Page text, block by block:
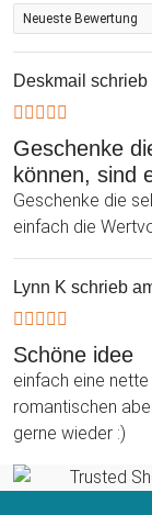
Deskmail schrieb
Geschenke
können, sind
Geschenke die
einfach die
Lynn K schrieb
Schöne idee
einfach eine
romantischen
gerne wieder :)